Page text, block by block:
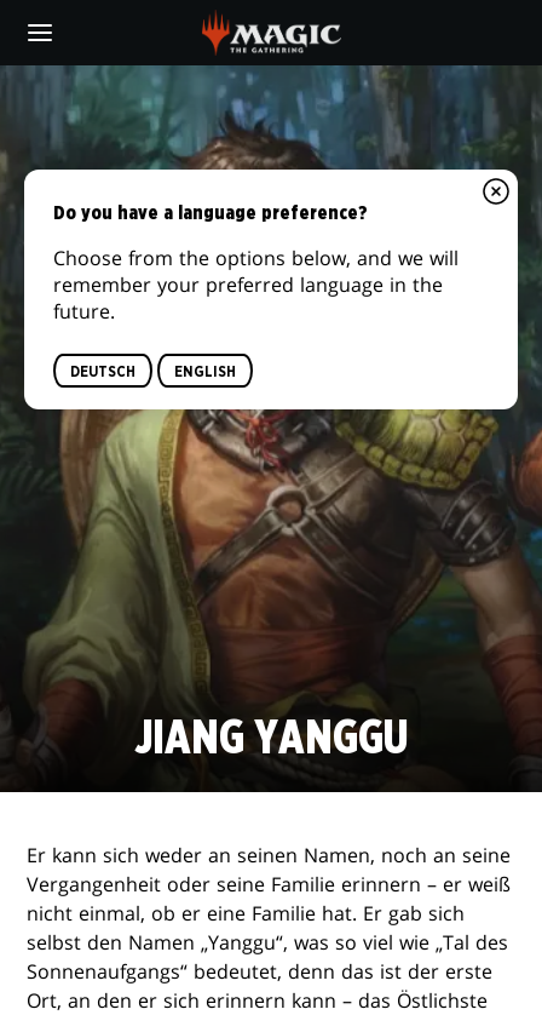
main
JIANG
YANGGU
JIANG YANGGU
Er kann sich weder an seinen Namen, noch an seine
Vergangenheit oder seine Familie erinnern – er weiß
nicht einmal, ob er eine Familie hat. Er gab sich
selbst den Namen „Yanggu“, was so viel wie „Tal des
Sonnenaufgangs“ bedeutet, denn das ist der erste
Ort, an den er sich erinnern kann – das Östlichste
Do you have a language preference?
Choose from the options below, and we will
remember your preferred language in the
future.
DEUTSCH ENGLISH